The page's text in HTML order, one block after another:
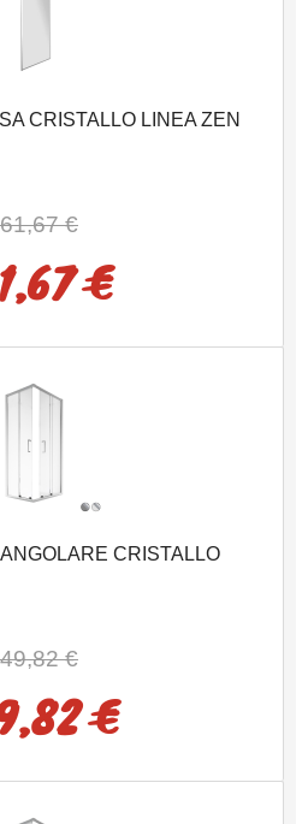
CRISTALLO LINEA ZEN
€
€
CRISTALLO
€
€